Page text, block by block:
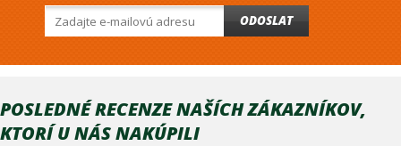
ODOSLAT
POSLEDNÉ RECENZE NAŠÍCH ZÁKAZNÍKOV,
KTORÍ U NÁS NAKÚPILI